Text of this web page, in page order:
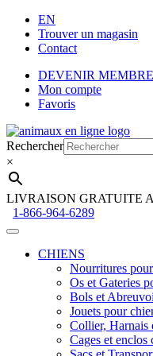
EN
Trouver un magasin
Contact
DEVENIR MEMBRE
Mon compte
Favoris
Aller
à
la
navigation
Aller
au
contenu
Rechercher
×
LIVRAISON GRATUITE
1-866-964-6289
CHIENS
Nourritures
Os et Gateries
Bols et
Jouets pour
Collier, Harnais
Cages et enclos